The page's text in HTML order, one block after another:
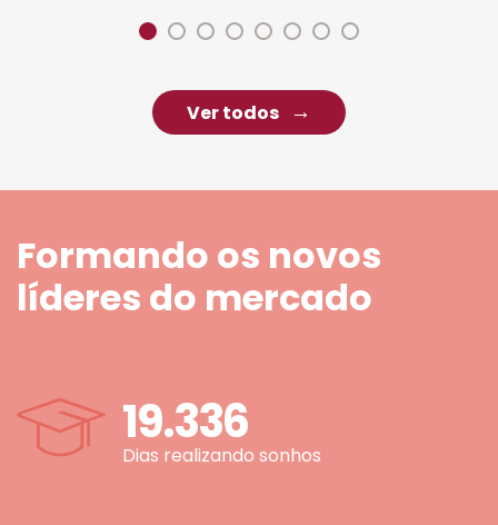
Ver todos
Formando os novos
líderes do mercado
19.336
Dias realizando sonhos